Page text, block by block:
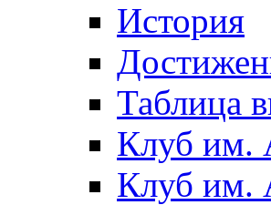
История
Таблица
Клуб им.
Клуб им.